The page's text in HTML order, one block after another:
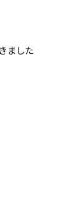
ました